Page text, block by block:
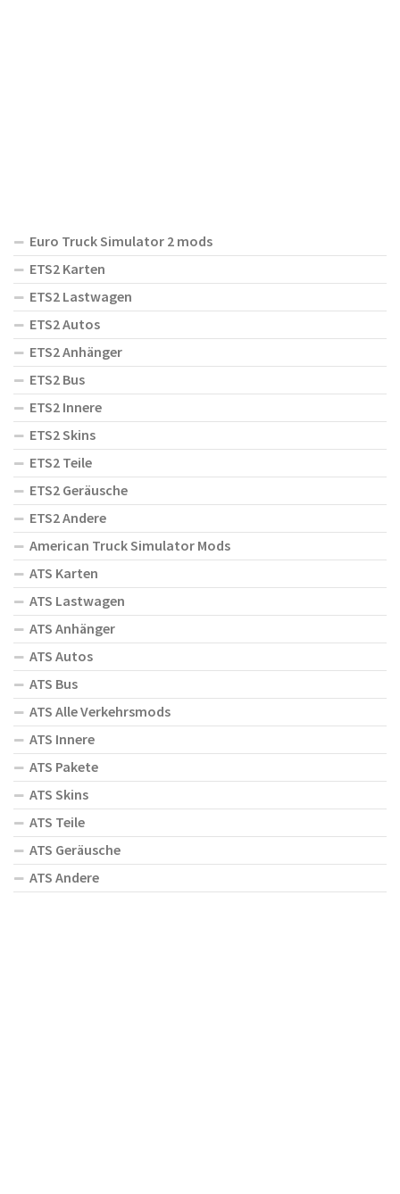
Euro Truck Simulator 2 mods
ETS2 Karten
ETS2 Lastwagen
ETS2 Autos
ETS2 Anhänger
ETS2 Bus
ETS2 Innere
ETS2 Skins
ETS2 Teile
ETS2 Geräusche
ETS2 Andere
American Truck Simulator Mods
ATS Karten
ATS Lastwagen
ATS Anhänger
ATS Autos
ATS Bus
ATS Alle Verkehrsmods
ATS Innere
ATS Pakete
ATS Skins
ATS Teile
ATS Geräusche
ATS Andere